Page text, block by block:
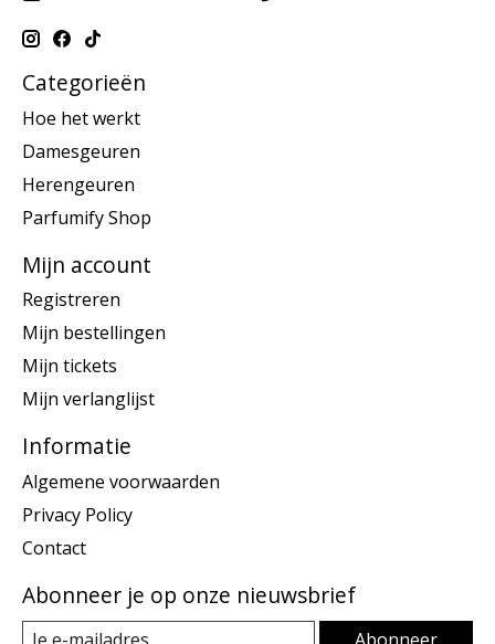
Categorieën
Hoe het werkt
Damesgeuren
Herengeuren
Parfumify Shop
Mijn account
Registreren
Mijn bestellingen
Mijn tickets
Mijn verlanglijst
Informatie
Algemene voorwaarden
Privacy Policy
Contact
Abonneer je op onze nieuwsbrief